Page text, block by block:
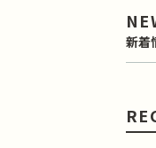
新着